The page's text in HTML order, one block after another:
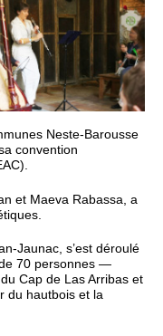
Neste-Barousse
convention
et Maeva Rabassa, a
Jaunac, s’est déroulé
70 personnes —
Cap de Las Arribas et
du hautbois et la